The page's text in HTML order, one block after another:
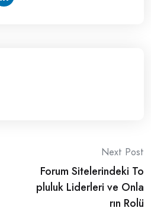
Next Post
Forum Sitelerindeki To
pluluk Liderleri ve Onla
rın Rolü